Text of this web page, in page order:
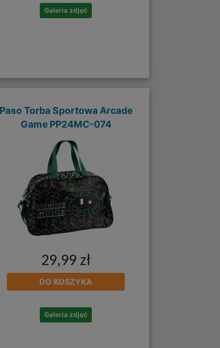
Galeria zdjęć
Paso Torba Sportowa Arcade
Game PP24MC-074
29,99 zł
DO KOSZYKA
Galeria zdjęć